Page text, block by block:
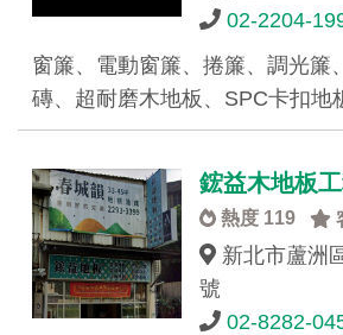
02-2204-
窗簾、電動窗簾、捲簾、調光簾
磚、超耐磨木地板、SPC卡扣地
鋐益木地板
熱度 119
新北市蘆洲
號
02-8282-